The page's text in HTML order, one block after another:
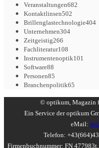
Veranstaltungen682
Kontaktlinsen502
Brillenglastechnologie404
Unternehmen304
Zeitgeistig266
Fachliteratur108
Instrumentenoptik101
Software88
Personen85
Branchenpolitik65
© optikum, Magazin
Ein Service der optikum
eMail:
Telefon:
Firmenbuchnummer: FN